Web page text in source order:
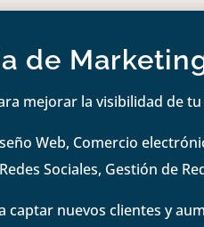
de
mejorar la visibilidad de
Web, Comercio
Sociales, Gestión de
captar nuevos clientes y